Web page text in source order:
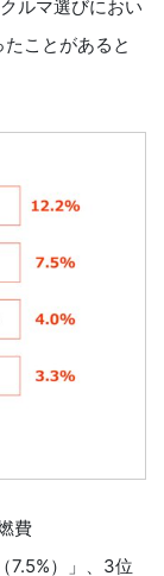
ルマ選びにおい
ことがあると
費
7.5%）」、3位